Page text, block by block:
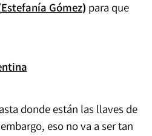
Estefanía Gómez) para que
donde están las llaves de
eso no va a ser tan